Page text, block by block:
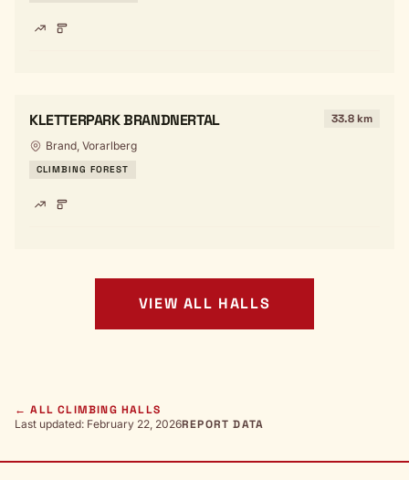
KLETTERPARK BRANDNERTAL 33.8 km
Brand, Vorarlberg
CLIMBING FOREST
VIEW ALL HALLS
← ALL CLIMBING HALLS
Last updated: February 22, 2026REPORT DATA